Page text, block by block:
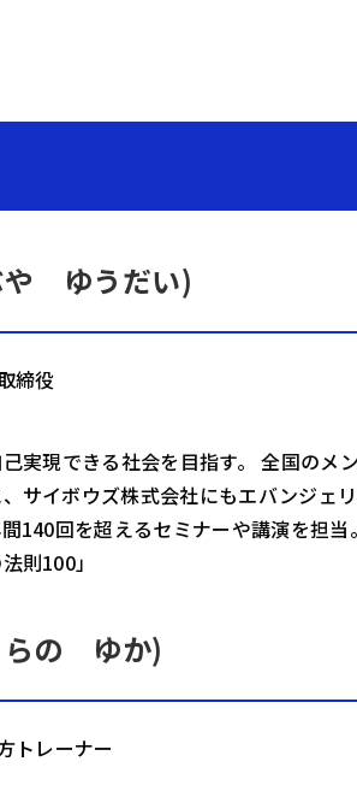
ゆうだい)
締役
実現できる社会を目指す。 全国の
サイボウズ株式会社にもエバンジェ
140回を超えるセミナーや講演を担当。
則100」
の ゆか)
トレーナー